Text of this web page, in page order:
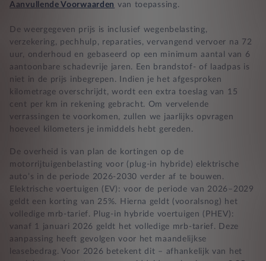
Aanvullende Voorwaarden van toepassing.
De weergegeven prijs is inclusief wegenbelasting,
verzekering, pechhulp, reparaties, vervangend vervoer na 72
uur, onderhoud en gebaseerd op een minimum aantal van 6
aantoonbare schadevrije jaren. Een brandstof- of laadpas is
niet in de prijs inbegrepen. Indien je het afgesproken
kilometrage overschrijdt, wordt een extra toeslag van 15
cent per km in rekening gebracht. Om vervelende
verrassingen te voorkomen, zullen we jaarlijks opvragen
hoeveel kilometers je inmiddels hebt gereden.
De overheid is van plan de kortingen op de
motorrijtuigenbelasting voor (plug-in hybride) elektrische
auto’s in de periode 2026-2030 verder af te bouwen.
Elektrische voertuigen (EV): voor de periode van 2026–2029
geldt een korting van 25%. Hierna geldt (vooralsnog) het
volledige mrb-tarief. Plug-in hybride voertuigen (PHEV):
vanaf 1 januari 2026 geldt het volledige mrb-tarief. Deze
aanpassing heeft gevolgen voor het maandelijkse
leasebedrag. Voor 2026 betekent dit – afhankelijk van het